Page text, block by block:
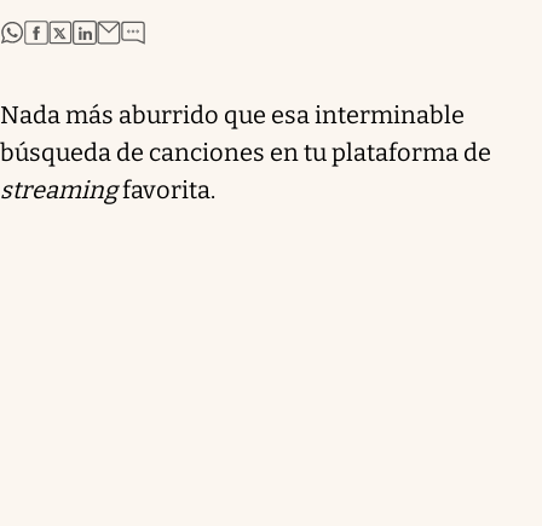
abre en nueva pestaña
abre en nueva pestaña
abre en nueva pestaña
abre en nueva pestaña
Nada más aburrido que esa interminable
búsqueda de canciones en tu plataforma de
streamingfavorita.